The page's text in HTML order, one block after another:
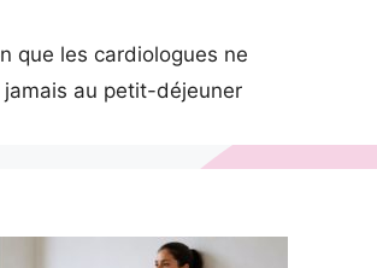
que les cardiologues ne
jamais au petit-déjeuner